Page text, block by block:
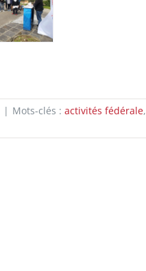
| Mots-clés : activités fédérale,